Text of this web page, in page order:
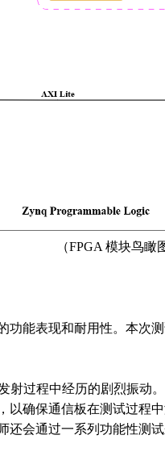
（FPGA 模块鸟瞰
能表现和耐用性。本次
射过程中经历的剧烈振动
确保通信板在测试过
会通过一系列功能性测试